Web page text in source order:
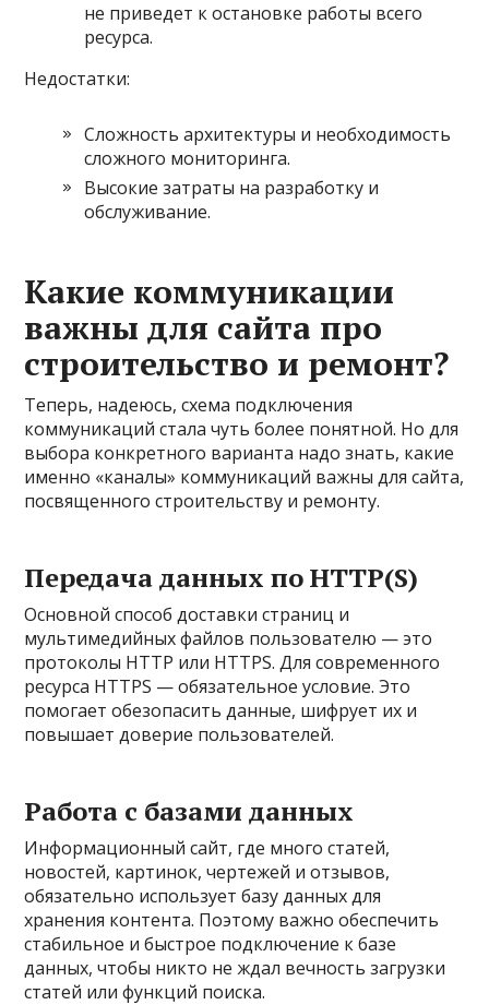
не приведет к остановке работы всего
ресурса.
Недостатки:
Сложность архитектуры и необходимость
сложного мониторинга.
Высокие затраты на разработку и
обслуживание.
Какие коммуникации
важны для сайта про
строительство и ремонт?
Теперь, надеюсь, схема подключения
коммуникаций стала чуть более понятной. Но для
выбора конкретного варианта надо знать, какие
именно «каналы» коммуникаций важны для сайта,
посвященного строительству и ремонту.
Передача данных по HTTP(S)
Основной способ доставки страниц и
мультимедийных файлов пользователю — это
протоколы HTTP или HTTPS. Для современного
ресурса HTTPS — обязательное условие. Это
помогает обезопасить данные, шифрует их и
повышает доверие пользователей.
Работа с базами данных
Информационный сайт, где много статей,
новостей, картинок, чертежей и отзывов,
обязательно использует базу данных для
хранения контента. Поэтому важно обеспечить
стабильное и быстрое подключение к базе
данных, чтобы никто не ждал вечность загрузки
статей или функций поиска.